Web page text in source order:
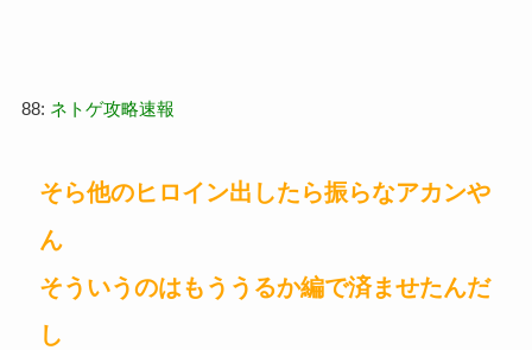
88: ネトゲ攻略速報
そら他のヒロイン出したら振らなアカンや
ん
そういうのはもううるか編で済ませたんだ
し